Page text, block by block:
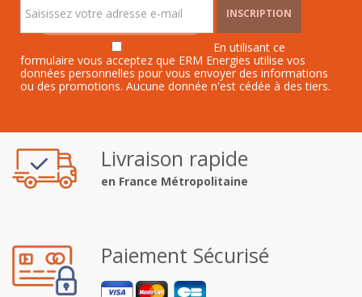
INSCRIPTION
En utilisant ce
formulaire vous acceptez que ERM Energies utilise vos
données personnelles pour vous envoyer des informations
ou des promotions. Aucune donnée n'est cédée à des tiers.
Livraison rapide
en France Métropolitaine
Paiement Sécurisé